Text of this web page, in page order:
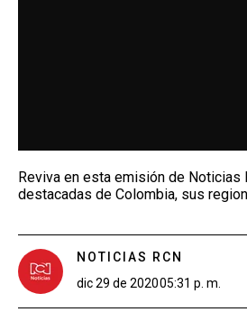
Reviva en esta emisión de Noticias
destacadas de Colombia, sus
NOTICIAS RCN
dic 29 de 202005:31 p. m.